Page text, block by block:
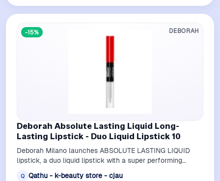
-15% DEBORAH
Deborah Absolute Lasting Liquid Long-
Lasting Lipstick - Duo Liquid Lipstick 10
Deborah Milano launches ABSOLUTE LASTING LIQUID
lipstick, a duo liquid lipstick with a super performing
Q Qathu - k-beauty store - cjau